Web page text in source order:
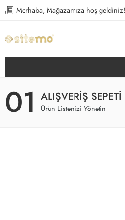
Merhaba, Mağazamıza hoş geldiniz!
01 ALIŞVERIŞ SEPETI
Ürün Listenizi Yönetin